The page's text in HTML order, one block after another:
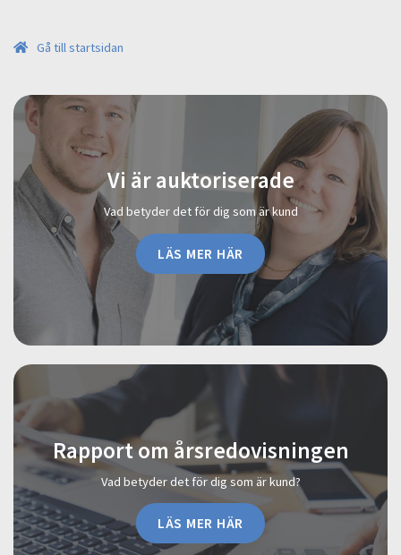
Gå till startsidan
Vi är auktoriserade
Vad betyder det för dig som är kund
LÄS MER HÄR
Rapport om årsredovisningen
Vad betyder det för dig som är kund?
LÄS MER HÄR